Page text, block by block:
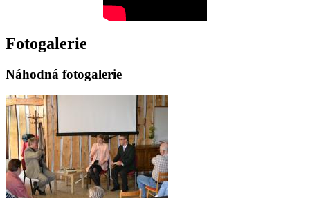
Fotogalerie
Náhodná fotogalerie